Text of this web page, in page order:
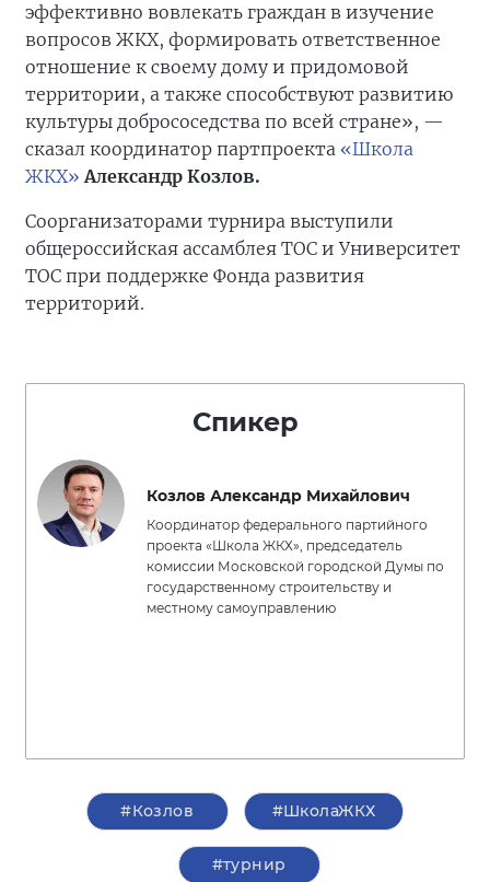
эффективно вовлекать граждан в изучение
вопросов ЖКХ, формировать ответственное
отношение к своему дому и придомовой
территории, а также способствуют развитию
культуры добрососедства по всей стране», —
сказал координатор партпроекта «Школа
ЖКХ» Александр Козлов.
Соорганизаторами турнира выступили
общероссийская ассамблея ТОС и Университет
ТОС при поддержке Фонда развития
территорий.
Спикер
Козлов Александр Михайлович
Координатор федерального партийного
проекта «Школа ЖКХ», председатель
комиссии Московской городской Думы по
государственному строительству и
местному самоуправлению
#Козлов #ШколаЖКХ
#турнир